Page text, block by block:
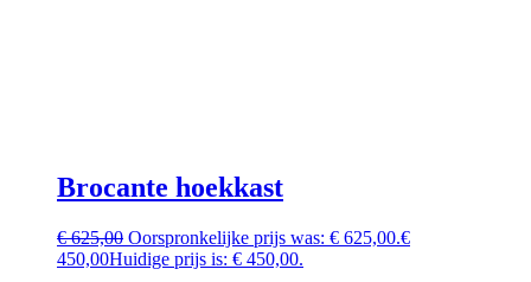
Brocante hoekkast
€625,00 Oorspronkelijke prijs was: € 625,00.€
450,00Huidige prijs is: € 450,00.